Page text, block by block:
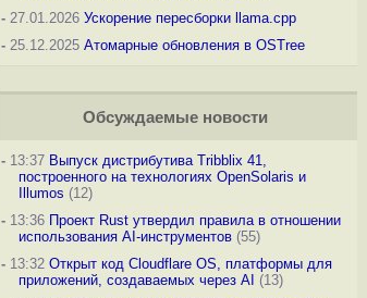
-27.01.2026 Ускорение пересборки llama.cpp
-25.12.2025 Атомарные обновления в OSTree
Обсуждаемые новости
-13:37 Выпуск дистрибутива Tribblix 41,
построенного на технологиях OpenSolaris и
Illumos (12)
-13:36 Проект Rust утвердил правила в отношении
использования AI-инструментов(55)
-13:32 Открыт код Cloudflare OS, платформы для
приложений, создаваемых через AI (13)